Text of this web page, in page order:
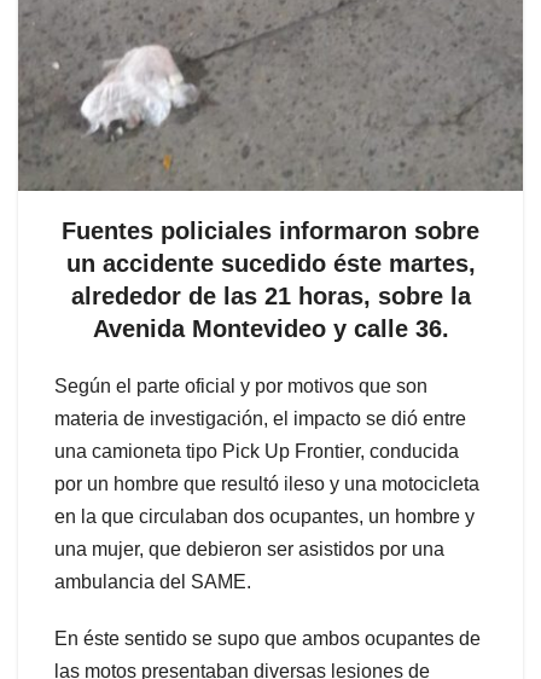
Fuentes policiales informaron sobre
un accidente sucedido éste martes,
alrededor de las 21 horas, sobre la
Avenida Montevideo y calle 36.
Según el parte oficial y por motivos que son
materia de investigación, el impacto se dió entre
una camioneta tipo Pick Up Frontier, conducida
por un hombre que resultó ileso y una motocicleta
en la que circulaban dos ocupantes, un hombre y
una mujer, que debieron ser asistidos por una
ambulancia del SAME.
En éste sentido se supo que ambos ocupantes de
las motos presentaban diversas lesiones de